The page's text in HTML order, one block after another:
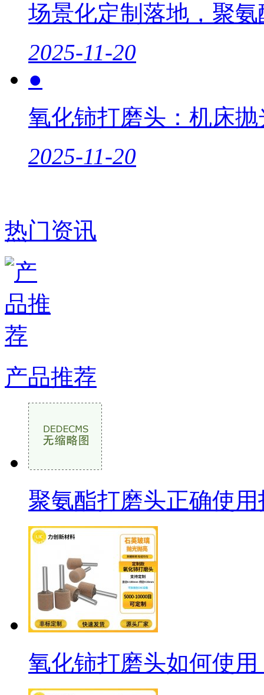
场景化定制落地，聚
2025-11-20
●
氧化铈打磨头：机床
2025-11-20
热门资讯
产品推荐
聚氨酯打磨头正确使
氧化铈打磨头如何使